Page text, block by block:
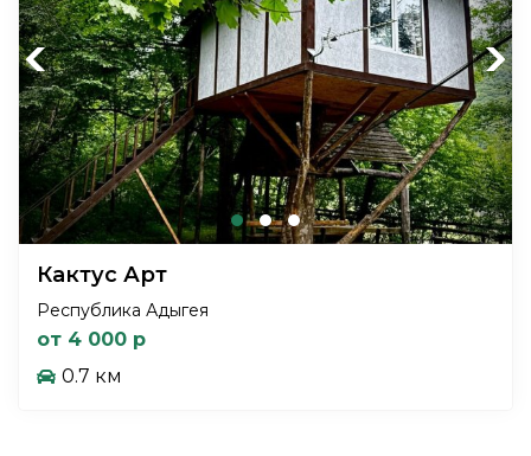
Previous Next
Кактус Арт
Республика Адыгея
от 4 000 р
0.7 км